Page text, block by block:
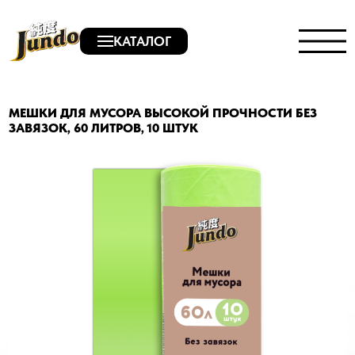
КАТАЛОГ
МЕШКИ ДЛЯ МУСОРА ВЫСОКОЙ ПРОЧНОСТИ БЕЗ
ЗАВЯЗОК, 60 ЛИТРОВ, 10 ШТУК